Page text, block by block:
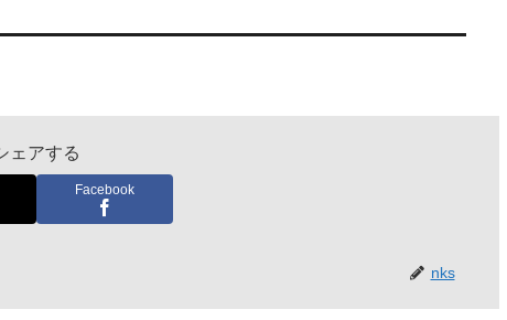
ェアする
Facebook
nks